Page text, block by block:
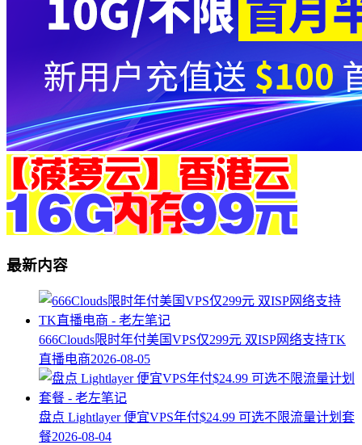
最新内容
666Clouds限时年付美国VPS仅299元 双ISP网络支持TK
直播电商2026-08-05
盘点 Lightlayer 便宜VPS年付$24.99 可选不限流量计划套
餐2026-08-04